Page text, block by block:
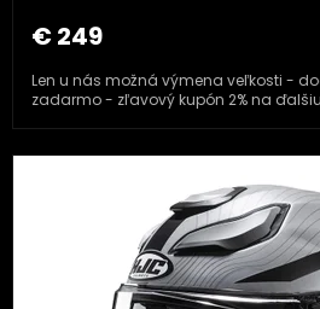
€ 249
Len u nás možná výmena veľkosti -
zadarmo - zľavový kupón 2% na